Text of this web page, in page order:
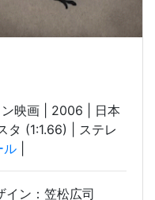
ン映画 | 2006 | 日本
タ (1:1.66) | ステレ
ル
イン：笠松広司